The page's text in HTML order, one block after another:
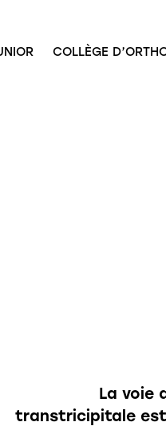
COLLÈGE
La voie
transtricipitale est